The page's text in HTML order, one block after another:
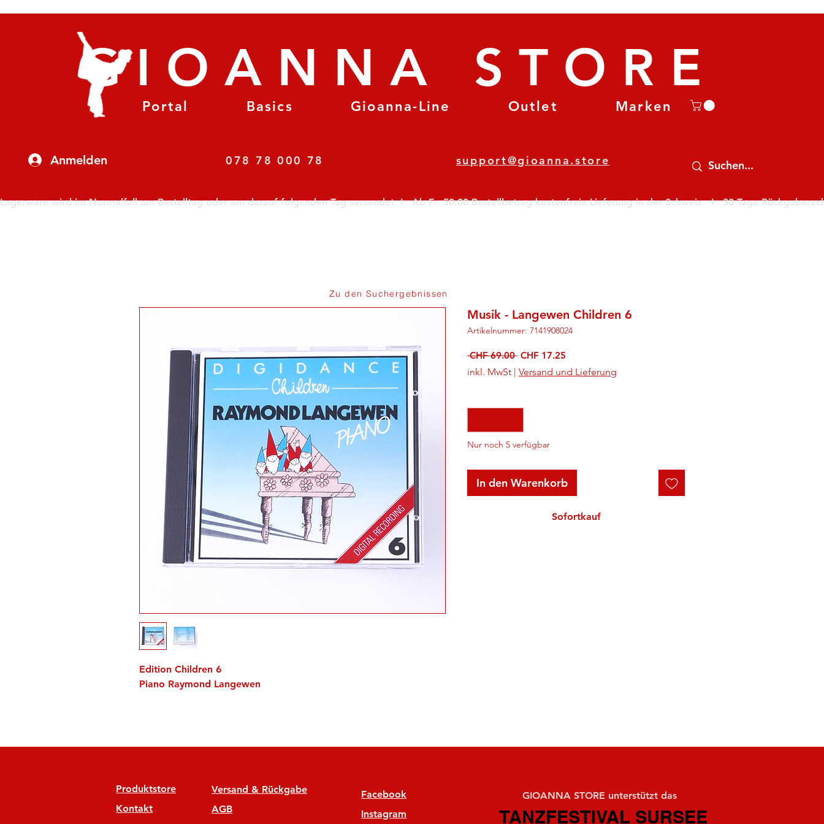
Anmelden
Portal Basics Gioanna-Line Outlet Marken
GIOANNA STORE
078 78 000 78 support@gioanna.store
Lagerware wird im Normalfall am Bestelltag oder am darauf folgenden Tag versendet  I   Ab Fr. 50.00 Bestellbetrag kostenfreie Lieferung in der Schweiz   I   30 Tage
Edition Children 6
Piano Raymond Langewen
Musik - Langewen Children 6
Artikelnummer: 7141908024
CHF 69.00 Standardpreis
CHF 17.25
Preis
inkl. MwSt | Versand und Lieferung
Nur noch 5 verfügbar
In den Warenkorb
Sofortkauf
Zu den Suchergebnissen
Produktstore
Kontakt
Versand & Rückgabe
AGB
Facebook
Instagram
GIOANNA STORE unterstützt das
TANZFESTIVAL SURSEE
TANZFESTIVAL SURSEE